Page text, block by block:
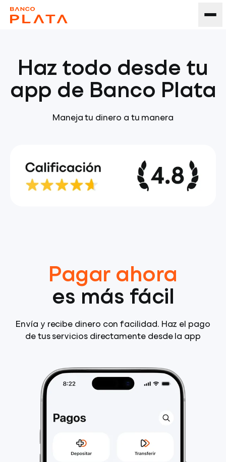
Haz todo desde tu
app de Banco Plata
Maneja tu dinero a tu manera
Pagar ahora
es más fácil
Envía y recibe dinero con facilidad. Haz el pago
de tus servicios directamente desde la app